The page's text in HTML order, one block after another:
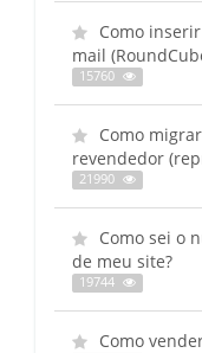
Como
mail
15760
Como
revendedor
21990
Como sei o
de meu site?
19744
Como